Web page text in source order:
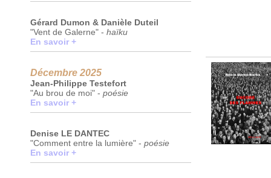
Gérard Dumon & Danièle Duteil
"Vent de Galerne" - haïku
En savoir +
Décembre 2025
Jean-Philippe Testefort
"Au brou de moi" - poésie
En savoir +
Denise LE DANTEC
"Comment entre la lumière" - poésie
En savoir +